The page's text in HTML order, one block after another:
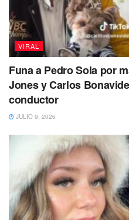
menores de edad, con
donde ya tenía imágenes
VIRAL
Funa a Pedro Sola por
Jones y Carlos
conductor
JULIO 9, 2026